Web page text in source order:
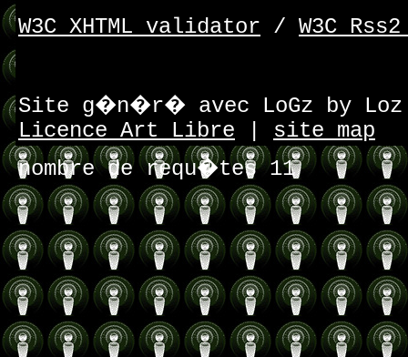
W3C XHTML validator / W3C
Site g�n�r� avec LoGz by
Licence Art Libre
site map
nombre de requ�tes 11